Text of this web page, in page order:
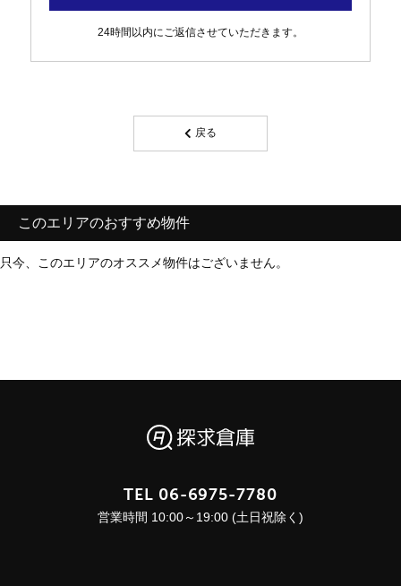
24時間以内にご返信させていただきます。
戻る
このエリアのおすすめ物件
只今、このエリアのオススメ物件はございません。
TEL 06-6975-7780
営業時間 10:00～19:00 (土日祝除く)